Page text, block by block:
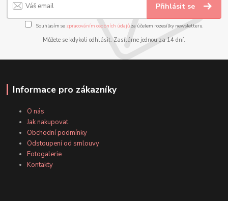
Přihlásit se
Souhlasím se zpracováním osobních údajůza účelem rozesílky newsletteru.
Můžete se kdykoli odhlásit. Zasíláme jednou za 14 dní.
Informace pro zákazníky
O nás
Jak nakupovat
Obchodní podmínky
Odstoupení od smlouvy
Fotogalerie
Kontakty